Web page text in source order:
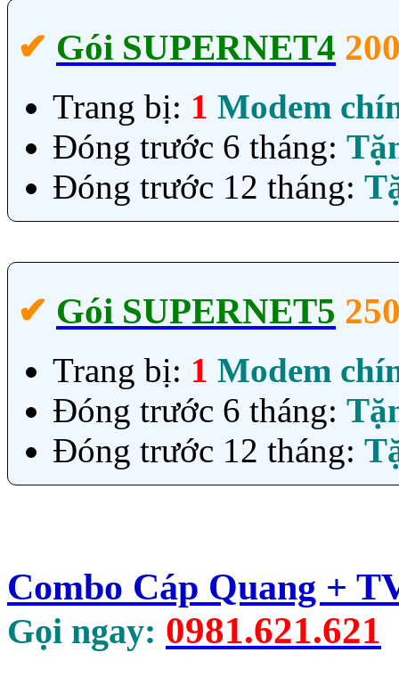
✔‎ Gói SUPERNET4
Trang bị: 1 Modem
Đóng trước 6 tháng:
Đóng trước 12 tháng:
✔‎ Gói SUPERNET5
Trang bị: 1 Modem
Đóng trước 6 tháng:
Đóng trước 12 tháng:
Combo Cáp Quang +
Gọi ngay: 0981.621.621